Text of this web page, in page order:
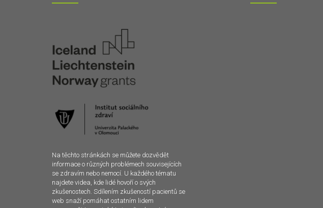
Na těchto stránkách se můžete dozvědět
informace o různých problémech souvisejících
se zdravím nebo nemocí. U každého tématu
najdete videa, kde lidé hovoří o svých
zkušenostech. Sdílením zkušeností pacientů se
web snaží pomáhat ostatním lidem